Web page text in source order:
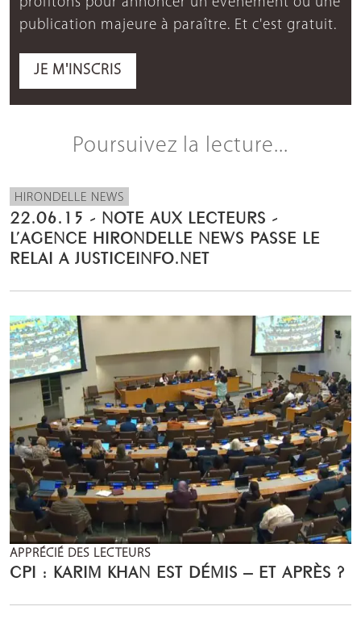
publication majeure à paraître. Et c'est gratuit.
JE M'INSCRIS
Poursuivez la lecture...
HIRONDELLE NEWS
22.06.15 - NOTE AUX LECTEURS -
L’AGENCE HIRONDELLE NEWS PASSE LE
RELAI A JUSTICEINFO.NET
APPRÉCIÉ DES LECTEURS
CPI : KARIM KHAN EST DÉMIS – ET APRÈS ?